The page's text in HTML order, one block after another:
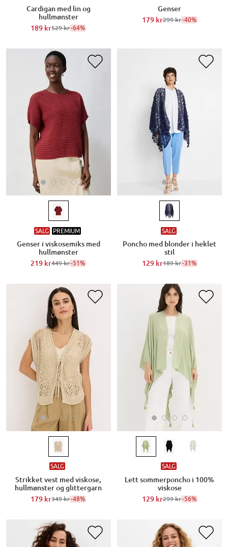
Cardigan med lin og
hullmønster
189 kr529 kr-64%
Genser
179 kr299 kr-40%
SALG PREMIUM
Genser i viskosemiks med
hullmønster
219 kr449 kr-51%
SALG
Poncho med blonder i heklet
stil
129 kr189 kr-31%
SALG
Strikket vest med viskose,
hullmønster og glittergarn
179 kr349 kr-48%
SALG
Lett sommerponcho i 100%
viskose
129 kr299 kr-56%